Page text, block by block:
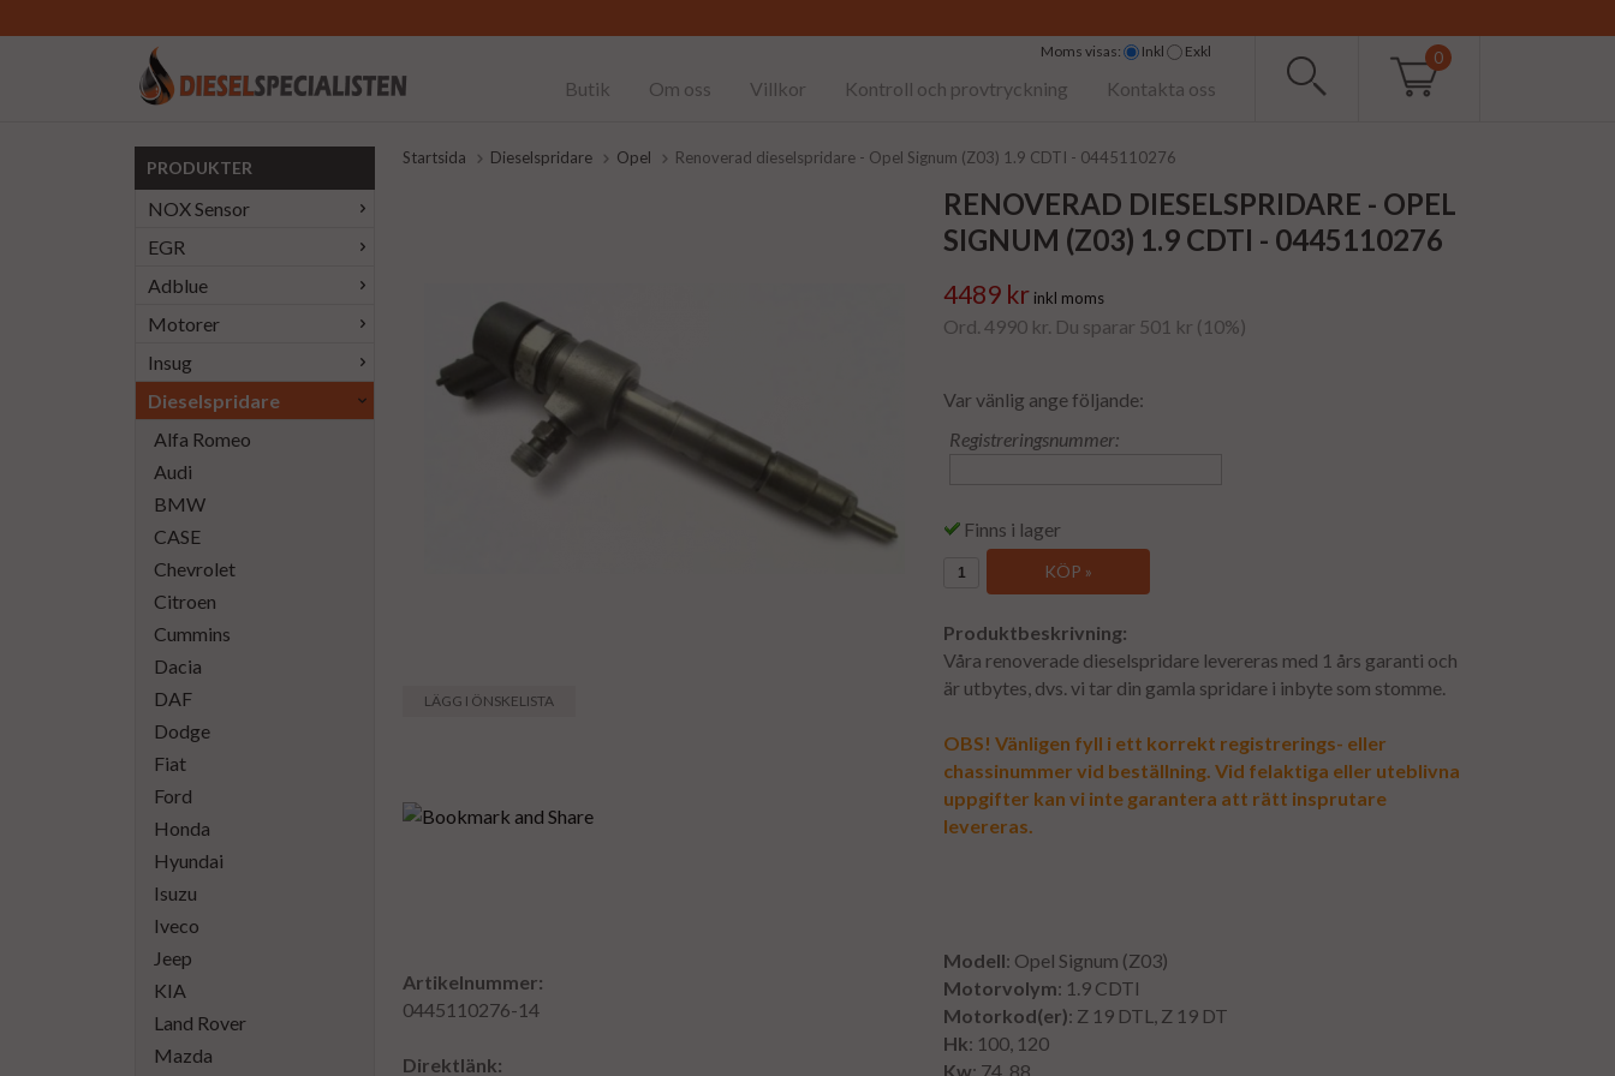
0
Moms visas: Inkl Exkl
Butik Om oss Villkor Kontroll och provtryckning Kontakta oss
PRODUKTER
NOX Sensor
EGR
Adblue
Motorer
Insug
Dieselspridare
Alfa Romeo
Audi
BMW
CASE
Chevrolet
Citroen
Cummins
Dacia
DAF
Dodge
Fiat
Ford
Honda
Hyundai
Isuzu
Iveco
Jeep
KIA
Land Rover
Mazda
Startsida Dieselspridare Opel Renoverad dieselspridare - Opel Signum (Z03) 1.9 CDTI - 0445110276
LÄGG I ÖNSKELISTA
Artikelnummer:
0445110276-14
Direktlänk:
RENOVERAD DIESELSPRIDARE - OPEL
SIGNUM (Z03) 1.9 CDTI - 0445110276
4489 kr inkl moms
Ord. 4990 kr. Du sparar 501 kr (10%)
Var vänlig ange följande:
Registreringsnummer:
Finns i lager
KÖP »
Produktbeskrivning:
Våra renoverade dieselspridare levereras med 1 års garanti och
är utbytes, dvs. vi tar din gamla spridare i inbyte som stomme.
OBS! Vänligen fyll i ett korrekt registrerings- eller
chassinummer vid beställning. Vid felaktiga eller uteblivna
uppgifter kan vi inte garantera att rätt insprutare
levereras.
Modell: Opel Signum (Z03)
Motorvolym: 1.9 CDTI
Motorkod(er): Z 19 DTL, Z 19 DT
Hk: 100, 120
Kw: 74, 88